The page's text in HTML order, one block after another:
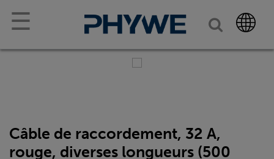
☰
Câble de raccordement, 32 A,
rouge, diverses longueurs (500